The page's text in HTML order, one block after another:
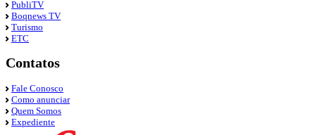
PubliTV
Boqnews TV
Turismo
ETC
Contatos
Fale Conosco
Como anunciar
Quem Somos
Expediente